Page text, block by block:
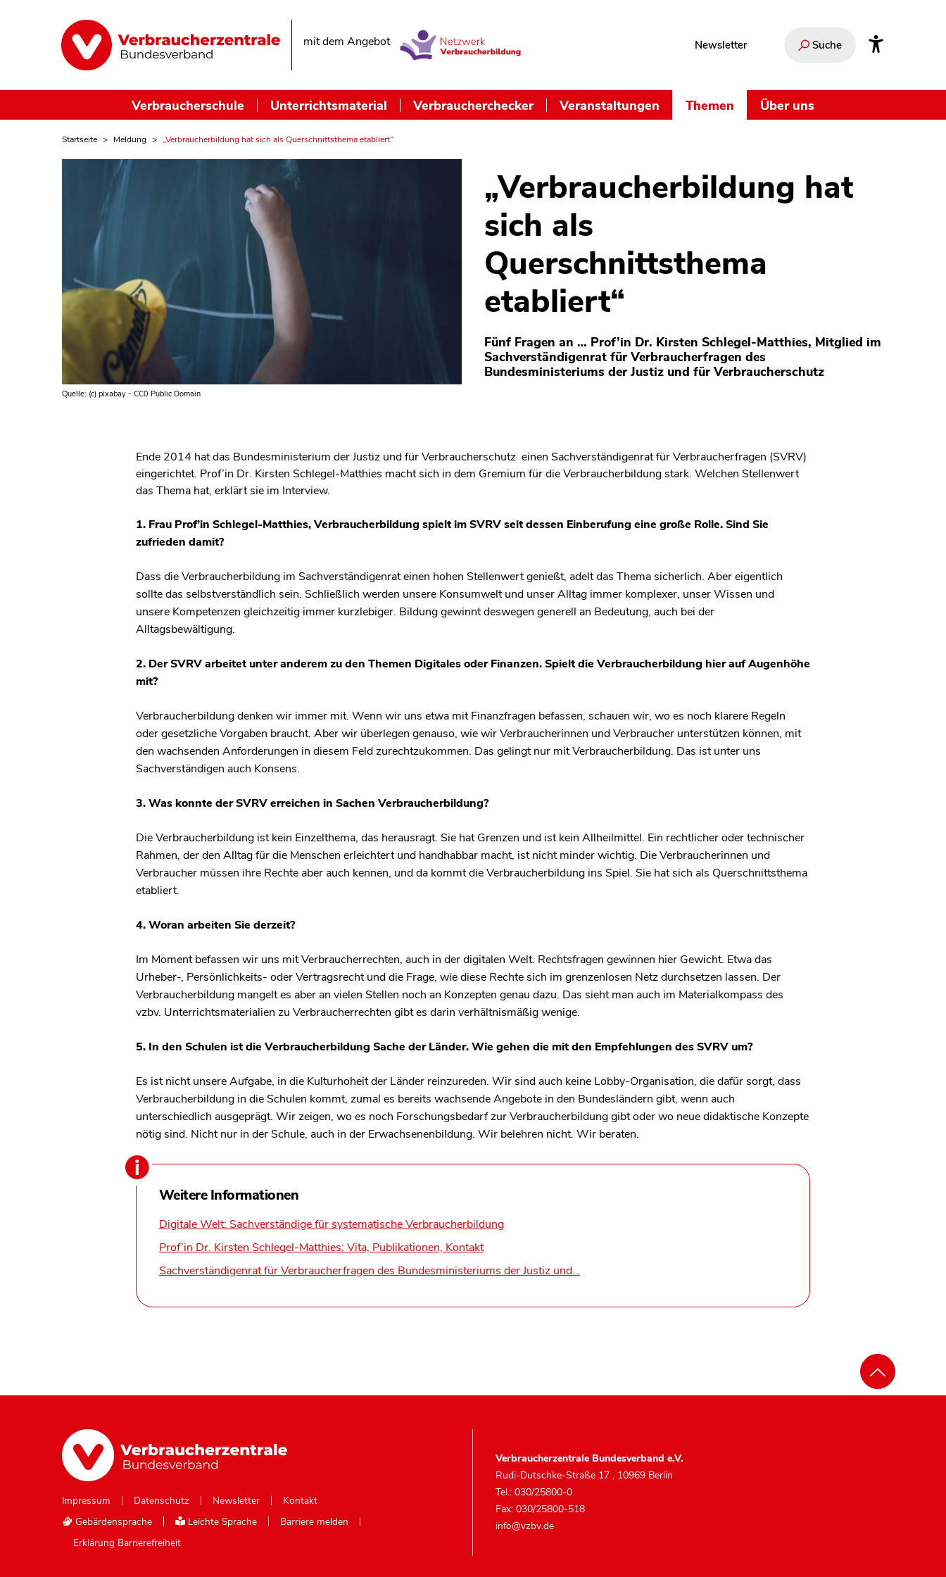
mit dem Angebot Newsletter Suche
Verbraucherschule Unterrichtsmaterial Verbraucherchecker Veranstaltungen Themen Über uns
Startseite Meldung „Verbraucherbildung hat sich als Querschnittsthema etabliert“
Quelle: (c) pixabay - CC0 Public Domain
„Verbraucherbildung hat
sich als
Querschnittsthema
etabliert“
Fünf Fragen an … Prof’in Dr. Kirsten Schlegel-Matthies, Mitglied im
Sachverständigenrat für Verbraucherfragen des
Bundesministeriums der Justiz und für Verbraucherschutz
Ende 2014 hat das Bundesministerium der Justiz und für Verbraucherschutz einen Sachverständigenrat für Verbraucherfragen (SVRV)
eingerichtet. Prof’in Dr. Kirsten Schlegel-Matthies macht sich in dem Gremium für die Verbraucherbildung stark. Welchen Stellenwert
das Thema hat, erklärt sie im Interview.
1. Frau Prof’in Schlegel-Matthies, Verbraucherbildung spielt im SVRV seit dessen Einberufung eine große Rolle. Sind Sie
zufrieden damit?
Dass die Verbraucherbildung im Sachverständigenrat einen hohen Stellenwert genießt, adelt das Thema sicherlich. Aber eigentlich
sollte das selbstverständlich sein. Schließlich werden unsere Konsumwelt und unser Alltag immer komplexer, unser Wissen und
unsere Kompetenzen gleichzeitig immer kurzlebiger. Bildung gewinnt deswegen generell an Bedeutung, auch bei der
Alltagsbewältigung.
2. Der SVRV arbeitet unter anderem zu den Themen Digitales oder Finanzen. Spielt die Verbraucherbildung hier auf Augenhöhe
mit?
Verbraucherbildung denken wir immer mit. Wenn wir uns etwa mit Finanzfragen befassen, schauen wir, wo es noch klarere Regeln
oder gesetzliche Vorgaben braucht. Aber wir überlegen genauso, wie wir Verbraucherinnen und Verbraucher unterstützen können, mit
den wachsenden Anforderungen in diesem Feld zurechtzukommen. Das gelingt nur mit Verbraucherbildung. Das ist unter uns
Sachverständigen auch Konsens.
3. Was konnte der SVRV erreichen in Sachen Verbraucherbildung?
Die Verbraucherbildung ist kein Einzelthema, das herausragt. Sie hat Grenzen und ist kein Allheilmittel. Ein rechtlicher oder technischer
Rahmen, der den Alltag für die Menschen erleichtert und handhabbar macht, ist nicht minder wichtig. Die Verbraucherinnen und
Verbraucher müssen ihre Rechte aber auch kennen, und da kommt die Verbraucherbildung ins Spiel. Sie hat sich als Querschnittsthema
etabliert.
4. Woran arbeiten Sie derzeit?
Im Moment befassen wir uns mit Verbraucherrechten, auch in der digitalen Welt. Rechtsfragen gewinnen hier Gewicht. Etwa das
Urheber-, Persönlichkeits- oder Vertragsrecht und die Frage, wie diese Rechte sich im grenzenlosen Netz durchsetzen lassen. Der
Verbraucherbildung mangelt es aber an vielen Stellen noch an Konzepten genau dazu. Das sieht man auch im Materialkompass des
vzbv. Unterrichtsmaterialien zu Verbraucherrechten gibt es darin verhältnismäßig wenige.
5. In den Schulen ist die Verbraucherbildung Sache der Länder. Wie gehen die mit den Empfehlungen des SVRV um?
Es ist nicht unsere Aufgabe, in die Kulturhoheit der Länder reinzureden. Wir sind auch keine Lobby-Organisation, die dafür sorgt, dass
Verbraucherbildung in die Schulen kommt, zumal es bereits wachsende Angebote in den Bundesländern gibt, wenn auch
unterschiedlich ausgeprägt. Wir zeigen, wo es noch Forschungsbedarf zur Verbraucherbildung gibt oder wo neue didaktische Konzepte
nötig sind. Nicht nur in der Schule, auch in der Erwachsenenbildung. Wir belehren nicht. Wir beraten.
Weitere Informationen
Digitale Welt: Sachverständige für systematische Verbraucherbildung
Prof’in Dr. Kirsten Schlegel-Matthies: Vita, Publikationen, Kontakt
Sachverständigenrat für Verbraucherfragen des Bundesministeriums der Justiz und…
Impressum Datenschutz Newsletter
Kontakt
Gebärdensprache
Leichte Sprache
Barriere melden
Erklärung Barrierefreiheit
Verbraucherzentrale Bundesverband e.V.
Rudi-Dutschke-Straße 17 , 10969 Berlin
Tel.: 030/25800-0
Fax: 030/25800-518
info@vzbv.de